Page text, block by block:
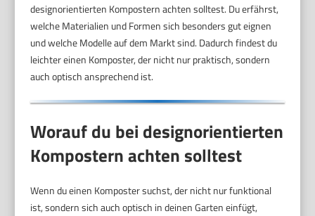
designorientierten Kompostern achten solltest. Du erfährst,
welche Materialien und Formen sich besonders gut eignen
und welche Modelle auf dem Markt sind. Dadurch findest du
leichter einen Komposter, der nicht nur praktisch, sondern
auch optisch ansprechend ist.
Worauf du bei designorientierten
Kompostern achten solltest
Wenn du einen Komposter suchst, der nicht nur funktional
ist, sondern sich auch optisch in deinen Garten einfügt,